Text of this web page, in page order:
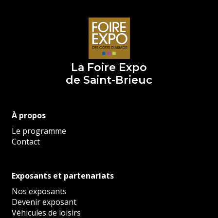
La Foire Expo
de Saint-Brieuc
À propos
Le programme
Contact
Exposants et partenariats
Nos exposants
Devenir exposant
Véhicules de loisirs